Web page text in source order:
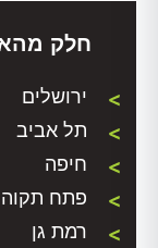
חלק
ירושלים
תל אביב
חיפה
פתח תקוה
רמת גן